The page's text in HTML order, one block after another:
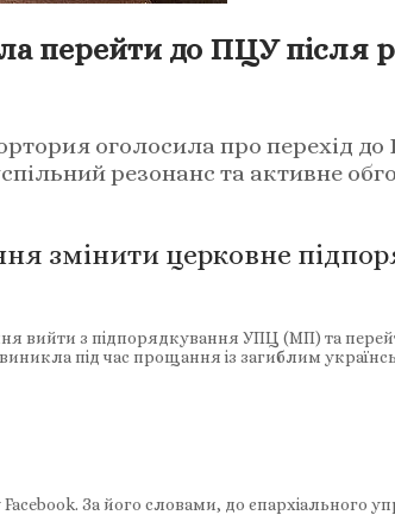
до ПЦУ після
оголосила про перехід
резонанс та активне
змінити церковне
вийти з підпорядкування УПЦ (МП) та
під час прощання із загиблим
За його словами, до єпархіального